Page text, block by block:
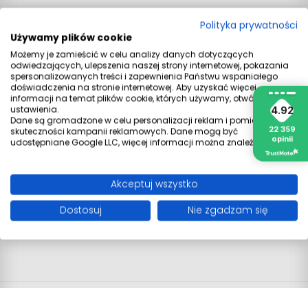
4.92
22 359
opinii
Office dla Windows
Office dla MacOs
Xbox Game Pass
Gry
ChatGPT
Windows server
Office dla urządzeń mobilnych
Streaming/VOD
VPN
Polityka prywatności
Używamy plików cookie
Możemy je zamieścić w celu analizy danych dotyczących
odwiedzających, ulepszenia naszej strony internetowej, pokazania
spersonalizowanych treści i zapewnienia Państwu wspaniałego
doświadczenia na stronie internetowej. Aby uzyskać więcej
informacji na temat plików cookie, których używamy, otwórz
ustawienia.
Dane są gromadzone w celu personalizacji reklam i pomiaru
skuteczności kampanii reklamowych. Dane mogą być
udostępniane Google LLC, więcej informacji można znaleźć
tutaj.
Akceptuj wszystko
Dostosuj
Nie zgadzam się